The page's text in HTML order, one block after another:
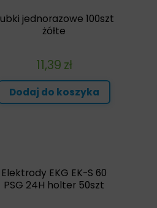
jednorazowe 100szt
żółte
11,39 zł
Dodaj do koszyka
Elektrody EKG EK-S 60
PSG 24H holter 50szt